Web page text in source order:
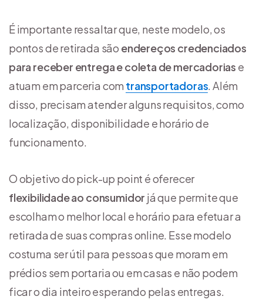
É importante ressaltar que, neste modelo, os
pontos de retirada são endereços credenciados
para receber entrega e coleta de mercadorias e
atuam em parceria com transportadoras. Além
disso, precisam atender alguns requisitos, como
localização, disponibilidade e horário de
funcionamento.
O objetivo do pick-up point é oferecer
flexibilidade ao consumidor já que permite que
escolham o melhor local e horário para efetuar a
retirada de suas compras online. Esse modelo
costuma ser útil para pessoas que moram em
prédios sem portaria ou em casas e não podem
ficar o dia inteiro esperando pelas entregas.